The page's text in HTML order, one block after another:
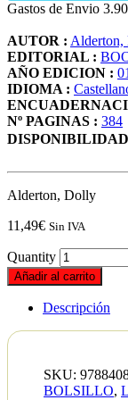
Gastos de Envio
AUTOR :
EDITORIAL :
AÑO EDICION :
IDIOMA :
Nº PAGINAS : 384
Alderton, Dolly
11,49€ Sin IVA
Quantity
Añadir al carrito
Descripción
SKU:
BOLSILLO,